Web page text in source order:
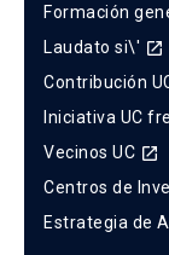
Formación
Laudato si\' launch
Contribución
Iniciativa UC
Vecinos UC launch
Centros de
Estrategia de